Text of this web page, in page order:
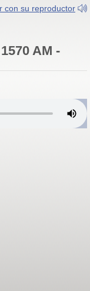
con su reproductor
AM -